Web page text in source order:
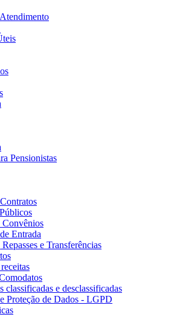
Pensionistas
Convênios
Entrada
e Transferências
classificadas e desclassificadas
Proteção de Dados - LGPD